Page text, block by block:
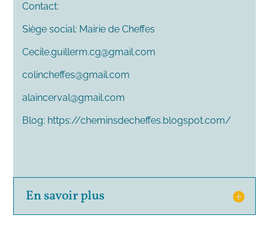
Contact:
Siège social: Mairie de Cheffes
Cecile.guillerm.cg@gmail.com
colincheffes@gmail.com
alaincerval@gmail.com
Blog: https://cheminsdecheffes.blogspot.com/
En savoir plus